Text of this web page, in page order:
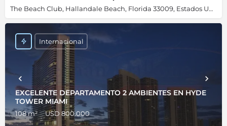
The Beach Club, Hallandale Beach, Florida 33009, Estados Unidos, 25.98455, -80.11820
EXCELENTE DEPARTAMENTO 2 AMBIENTES EN HYDE
TOWER MIAMI
108 m² USD 800.000
Internacional